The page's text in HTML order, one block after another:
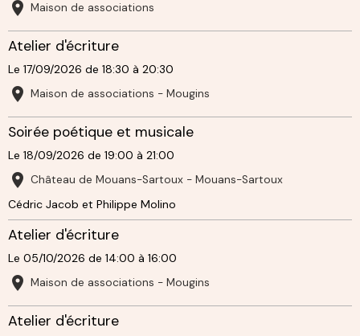
Maison de associations
Atelier d'écriture
Le 17/09/2026 de 18:30 à 20:30
Maison de associations - Mougins
Soirée poétique et musicale
Le 18/09/2026 de 19:00 à 21:00
Château de Mouans-Sartoux - Mouans-Sartoux
Cédric Jacob et Philippe Molino
Atelier d'écriture
Le 05/10/2026 de 14:00 à 16:00
Maison de associations - Mougins
Atelier d'écriture